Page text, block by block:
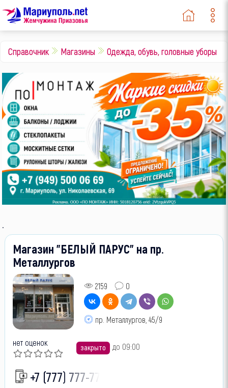
Справочник Магазины Одежда, обувь, головные уборы
.
Магазин "БЕЛЫЙ ПАРУС" на пр.
Металлургов
2159 0
пр. Металлургов, 45/9
нет оценок закрыто до 09:00
+7 (777) 777-77-